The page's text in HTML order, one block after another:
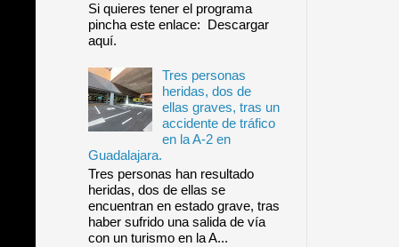
Si quieres tener el programa
pincha este enlace: Descargar
aquí.
Tres personas
heridas, dos de
ellas graves, tras un
accidente de tráfico
en la A-2 en
Guadalajara.
Tres personas han resultado
heridas, dos de ellas se
encuentran en estado grave, tras
haber sufrido una salida de vía
con un turismo en la A...